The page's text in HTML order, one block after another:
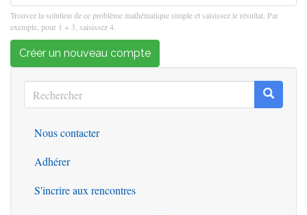
Trouvez la solution de ce problème mathématique simple et saisissez le résultat. Par
exemple, pour 1 + 3, saisissez 4.
Créer un nouveau compte
Rechercher
Rechercher
Outils
Nous contacter
Adhérer
S'incrire aux rencontres